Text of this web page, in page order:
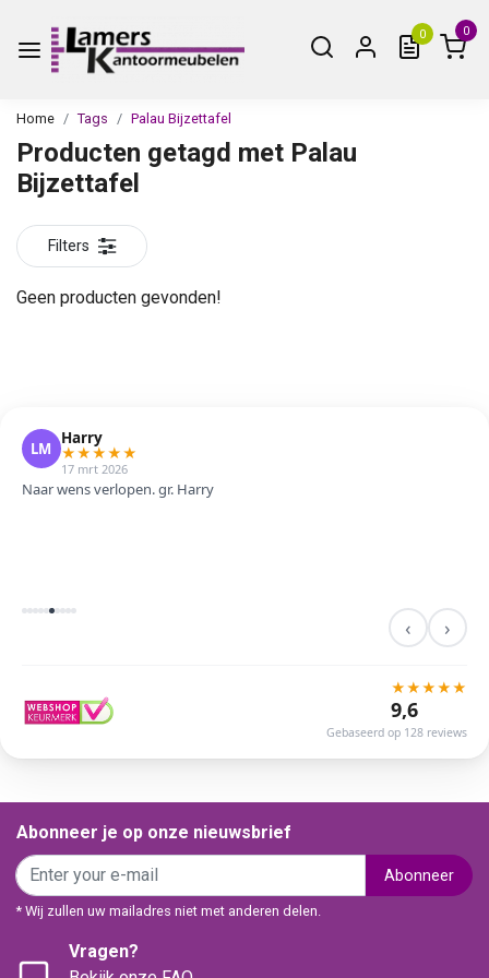
0 0
Home Tags Palau Bijzettafel
Producten getagd met Palau
Bijzettafel
Filters
Geen producten gevonden!
LM
Harry
★★★★★
17 mrt 2026
Naar wens verlopen. gr. Harry
‹ ›
★★★★★
9,6
Gebaseerd op 128 reviews
Abonneer je op onze nieuwsbrief
Abonneer
* Wij zullen uw mailadres niet met anderen delen.
Vragen?